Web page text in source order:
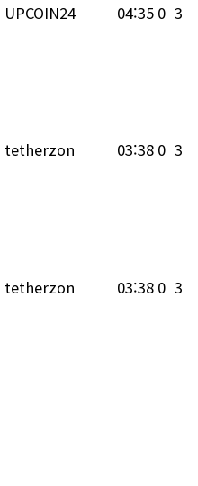
UPCOIN24 04:35 0 3
tetherzon 03:38 0 3
tetherzon 03:38 0 3